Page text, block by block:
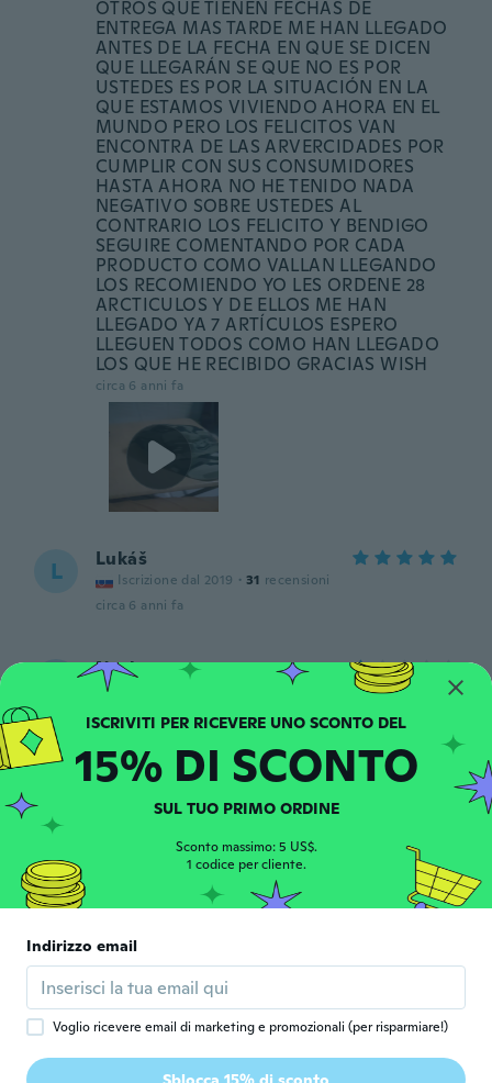
OTROS QUE TIENEN FECHAS DE
ENTREGA MAS TARDE ME HAN LLEGADO
ANTES DE LA FECHA EN QUE SE DICEN
QUE LLEGARÁN SE QUE NO ES POR
USTEDES ES POR LA SITUACIÓN EN LA
QUE ESTAMOS VIVIENDO AHORA EN EL
MUNDO PERO LOS FELICITOS VAN
ENCONTRA DE LAS ARVERCIDADES POR
CUMPLIR CON SUS CONSUMIDORES
HASTA AHORA NO HE TENIDO NADA
NEGATIVO SOBRE USTEDES AL
CONTRARIO LOS FELICITO Y BENDIGO
SEGUIRE COMENTANDO POR CADA
PRODUCTO COMO VALLAN LLEGANDO
LOS RECOMIENDO YO LES ORDENE 28
ARCTICULOS Y DE ELLOS ME HAN
LLEGADO YA 7 ARTÍCULOS ESPERO
LLEGUEN TODOS COMO HAN LLEGADO
LOS QUE HE RECIBIDO GRACIAS WISH
circa 6 anni fa
L Lukáš
Iscrizione dal 2019 · 31 recensioni
circa 6 anni fa
Norbert
recensioni
Zu lange Lieferzeit
R
circa 6 anni fa
Myra
circa 6 anni fa
E Evandro
85 recensioni 67 caricamenti
Gostei muito recomendo, demorou um
15% DI SCONTO
SUL TUO PRIMO ORDINE
Sconto massimo: 5 US$.
1 codice per cliente.
Indirizzo email
Voglio ricevere email di marketing e promozionali (per risparmiare!)